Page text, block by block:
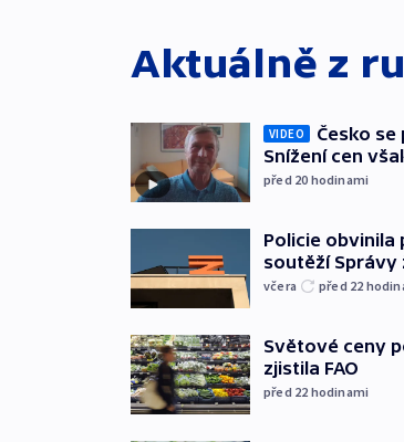
Aktuálně z
VIDEO
Česko
Snížení cen
před 20 hodinami
Policie obvinila
soutěží Správy
včera před 22
Světové ceny
zjistila FAO
před 22 hodinami